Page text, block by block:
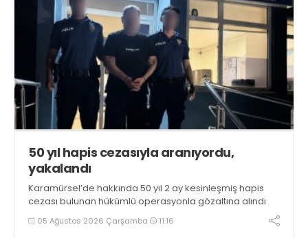
50 yıl hapis cezasıyla aranıyordu,
yakalandı
Karamürsel’de hakkında 50 yıl 2 ay kesinleşmiş hapis
cezası bulunan hükümlü operasyonla gözaltına alındı
05 Ağustos 2026 Çarşamba 11:16